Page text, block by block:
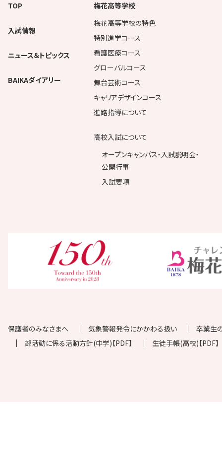
TOP
入試情報
ニュース＆トピックス
BAIKAダイアリー
梅花高等学校
梅花高等学校の特色
特別進学コース
看護医療コース
グローバルコース
舞台芸術コース
キャリアデザインコース
進路指導について
高校入試について
オープンキャンパス・入試説明会・
公開行事
入試要項
保護者のみなさまへ 気象警報発令にかかわる扱い
卒業生
部活動に係る活動方針(中学)【PDF】
生徒手帳(高校)【PDF】